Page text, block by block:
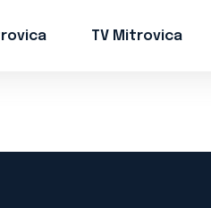
TV Mitrovica